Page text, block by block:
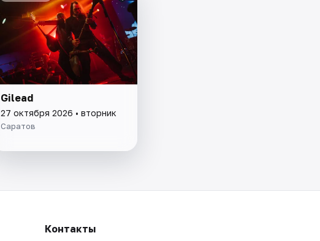
Gilead
27 октября 2026 • вторник
Саратов
Контакты